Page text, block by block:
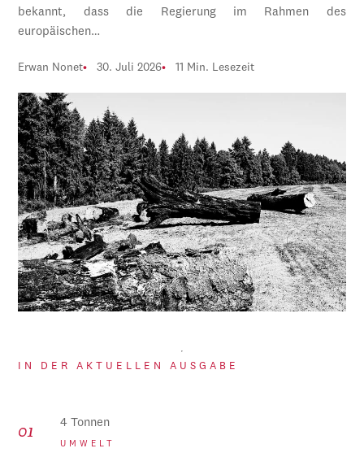
bekannt, dass die Regierung im Rahmen des
europäischen…
Erwan Nonet 30. Juli 2026 11 Min. Lesezeit
IN DER AKTUELLEN AUSGABE
4 Tonnen
UMWELT